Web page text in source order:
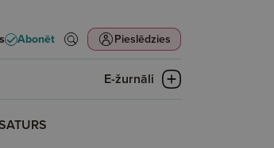
Abonēt Pieslēdzies
E-žurnāli